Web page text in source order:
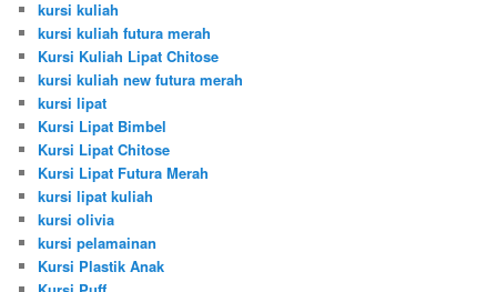
kursi kuliah
kursi kuliah futura merah
Kursi Kuliah Lipat Chitose
kursi kuliah new futura merah
kursi lipat
Kursi Lipat Bimbel
Kursi Lipat Chitose
Kursi Lipat Futura Merah
kursi lipat kuliah
kursi olivia
kursi pelamainan
Kursi Plastik Anak